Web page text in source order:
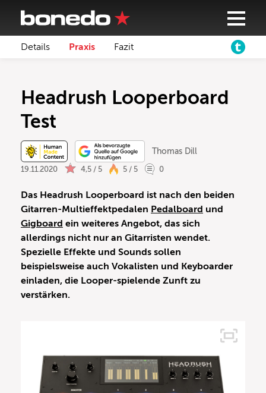
Details Praxis Fazit
Headrush Looperboard
Test
Thomas Dill
19.11.2020 4,5 / 5 5 / 5 0
Das Headrush Looperboard ist nach den beiden
Gitarren-Multieffektpedalen Pedalboard und
Gigboard ein weiteres Angebot, das sich
allerdings nicht nur an Gitarristen wendet.
Spezielle Effekte und Sounds sollen
beispielsweise auch Vokalisten und Keyboarder
einladen, die Looper-spielende Zunft zu
verstärken.